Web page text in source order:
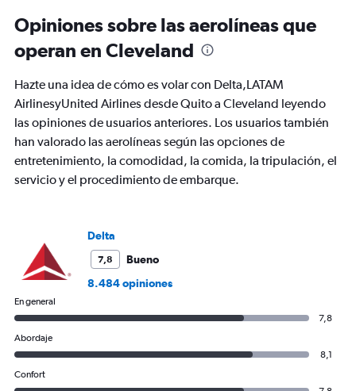
Opiniones sobre las aerolíneas que
operan en Cleveland
Hazte una idea de cómo es volar con Delta,LATAM
AirlinesyUnited Airlines desde Quito a Cleveland leyendo
las opiniones de usuarios anteriores. Los usuarios también
han valorado las aerolíneas según las opciones de
entretenimiento, la comodidad, la comida, la tripulación, el
servicio y el procedimiento de embarque.
Delta
7,8
Bueno
8.484 opiniones
En general
7,8
Abordaje
8,1
Confort